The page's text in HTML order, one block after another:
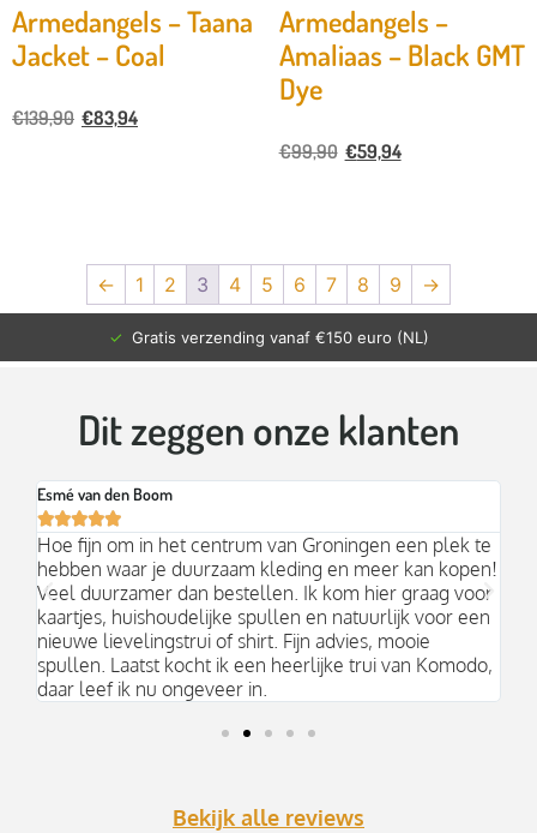
Armedangels – Taana
Jacket – Coal
€139,90 €83,94
Armedangels –
Amaliaas – Black GMT
Dye
€99,90 €59,94
← 1 2 3 4 5 6 7 8 9 →
✓ Gratis verzending vanaf €150 euro (NL)
Dit zeggen onze klanten
Esmé van den Boom

Hoe fijn om in het centrum van Groningen een plek te
hebben waar je duurzaam kleding en meer kan kopen!
Veel duurzamer dan bestellen. Ik kom hier graag voor
kaartjes, huishoudelijke spullen en natuurlijk voor een
nieuwe lievelingstrui of shirt. Fijn advies, mooie
spullen. Laatst kocht ik een heerlijke trui van Komodo,
daar leef ik nu ongeveer in.
Bekijk alle reviews